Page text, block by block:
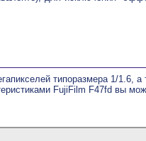
типоразмера 1/1.6, а
FujiFilm F47fd вы